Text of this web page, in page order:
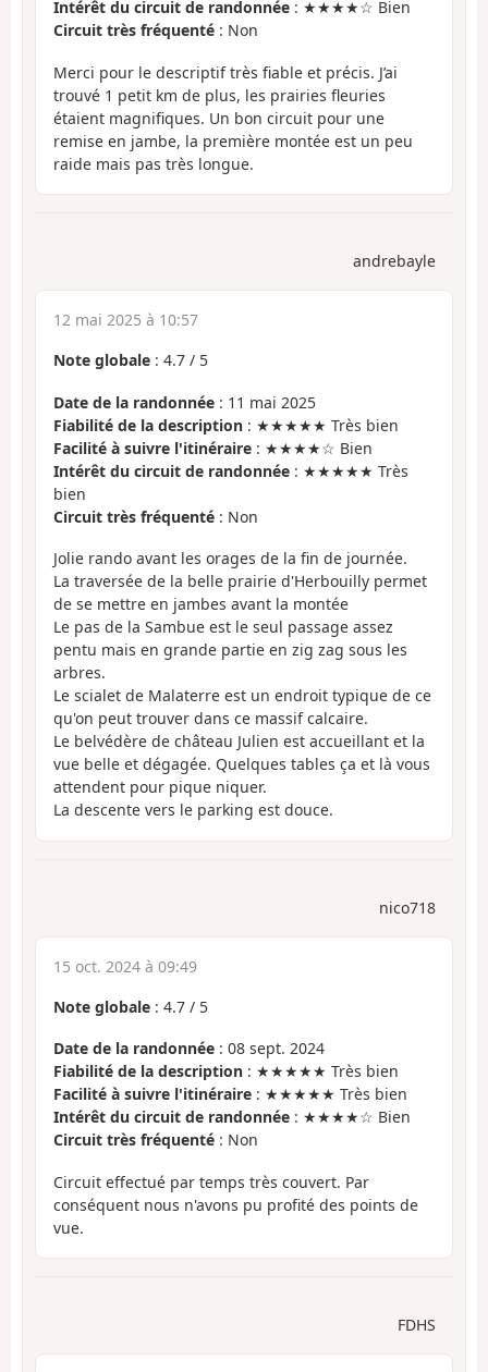
Intérêt du circuit de randonnée : ★★★★☆ Bien
Circuit très fréquenté : Non
Merci pour le descriptif très fiable et précis. J’ai
trouvé 1 petit km de plus, les prairies fleuries
étaient magnifiques. Un bon circuit pour une
remise en jambe, la première montée est un peu
raide mais pas très longue.
andrebayle
12 mai 2025 à 10:57
Note globale : 4.7 / 5
Date de la randonnée : 11 mai 2025
Fiabilité de la description : ★★★★★ Très bien
Facilité à suivre l'itinéraire : ★★★★☆ Bien
Intérêt du circuit de randonnée : ★★★★★ Très
bien
Circuit très fréquenté : Non
Jolie rando avant les orages de la fin de journée.
La traversée de la belle prairie d'Herbouilly permet
de se mettre en jambes avant la montée
Le pas de la Sambue est le seul passage assez
pentu mais en grande partie en zig zag sous les
arbres.
Le scialet de Malaterre est un endroit typique de ce
qu'on peut trouver dans ce massif calcaire.
Le belvédère de château Julien est accueillant et la
vue belle et dégagée. Quelques tables ça et là vous
attendent pour pique niquer.
La descente vers le parking est douce.
nico718
15 oct. 2024 à 09:49
Note globale : 4.7 / 5
Date de la randonnée : 08 sept. 2024
Fiabilité de la description : ★★★★★ Très bien
Facilité à suivre l'itinéraire : ★★★★★ Très bien
Intérêt du circuit de randonnée : ★★★★☆ Bien
Circuit très fréquenté : Non
Circuit effectué par temps très couvert. Par
conséquent nous n'avons pu profité des points de
vue.
FDHS